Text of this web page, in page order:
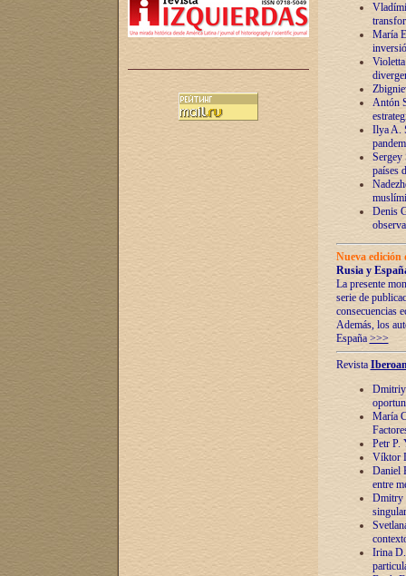
María
Antón
Ilya A.
Sergey
países
Denis
Nueva
Rusia y
La presente
serie de
consecuencias
Además, los
España >>>
Revista
Dmitriy
María
Petr P.
Víktor
Daniel
entre
Dmitry
Irina